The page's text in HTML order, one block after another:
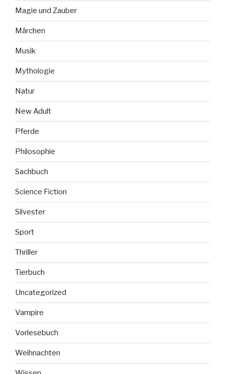
Magie und Zauber
Märchen
Musik
Mythologie
Natur
New Adult
Pferde
Philosophie
Sachbuch
Science Fiction
Silvester
Sport
Thriller
Tierbuch
Uncategorized
Vampire
Vorlesebuch
Weihnachten